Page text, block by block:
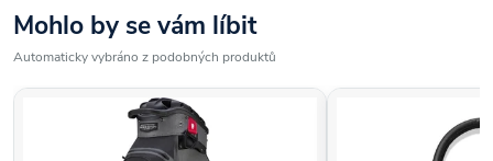
Mohlo by se vám líbit
Automaticky vybráno z podobných produktů